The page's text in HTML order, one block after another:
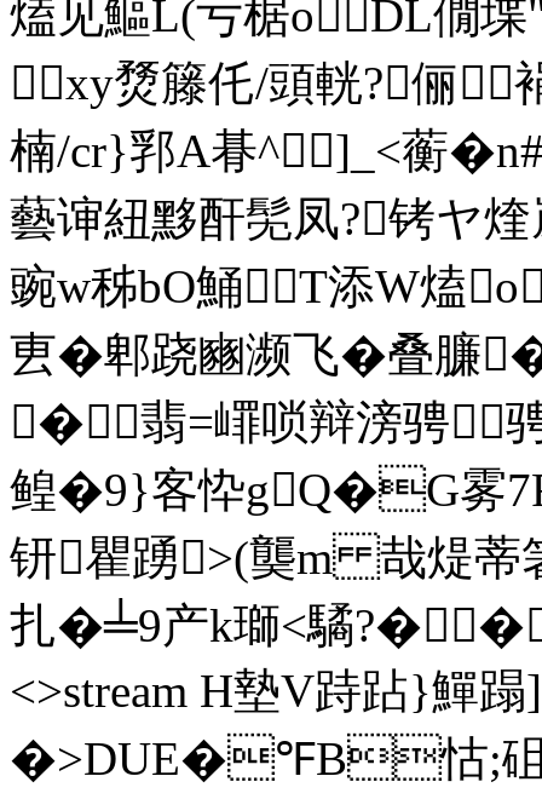
熆见鰸L(亏椐oDL僩
▇xy熃籐仛/頭輄?俪
楠/cr}郛A朞^]_<蘅
藝谉紐黟酐髧凤?铐ヤ
豌w秭bO鯒T添W熆
叀�郫跷豳濒飞�叠
�翡=嶵唢辩滂骋
鳇�9}客忰gQ�G雾
钘瞿踴>(龑m 哉煶
扎�╧9产k瑡<驈?��
<>stream H墊V跱跕}鱓蹋
�>DUE�℉B怙;砠